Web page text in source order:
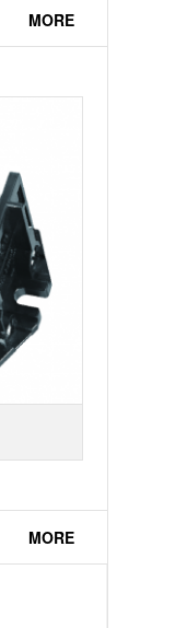
MORE
MORE